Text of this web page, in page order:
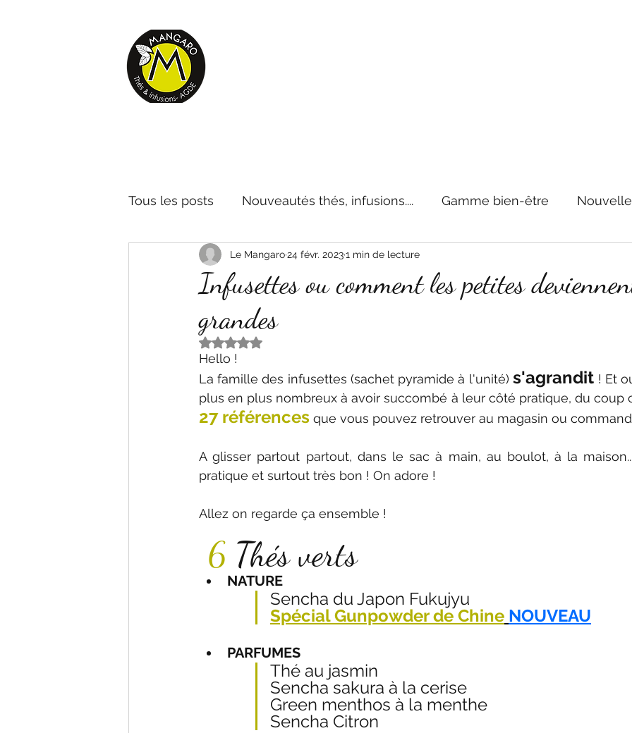
Tous les posts Nouveautés thés, infusions.... Gamme bien-être
Infos pratiques
Infusettes ou comment les petites
grandes
Le Mangaro24 févr. 20231 min de lecture
Noté NaN étoiles sur 5.
Hello !
La famille des infusettes (sachet pyramide à l'unité) s'agrandit ! Et
27 références
A glisser partout partout, dans le sac à main, au boulot, à la
pratique et surtout très bon ! On adore !
Allez on regarde ça ensemble !
6 Thés verts
NATURE
Sencha du Japon Fukujyu
Spécial Gunpowder de Chine NOUVEAU
PARFUMES
Thé au jasmin
Sencha sakura à la cerise
Green menthos à la menthe
Sencha Citron